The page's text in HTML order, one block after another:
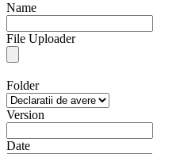
Name
File Uploader
Folder
Version
Date